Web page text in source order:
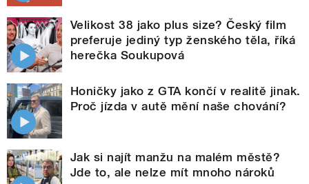
Velikost 38 jako plus size? Český film
preferuje jediný typ ženského těla, říká
herečka Soukupová
Honičky jako z GTA končí v realitě jinak.
Proč jízda v autě mění naše chování?
Jak si najít manžu na malém městě?
Jde to, ale nelze mít mnoho nároků